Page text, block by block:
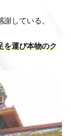
している。
を運び本物のク